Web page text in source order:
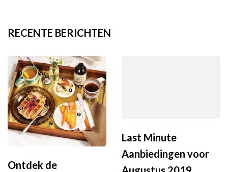
RECENTE BERICHTEN
Ontdek de
Last Minute
Aanbiedingen voor